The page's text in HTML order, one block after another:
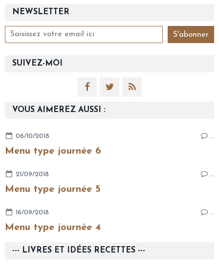
NEWSLETTER
SUIVEZ-MOI
VOUS AIMEREZ AUSSI :
06/10/2018 …
Menu type journée 6
21/09/2018 …
Menu type journée 5
16/09/2018
Menu type journée 4
--- LIVRES ET IDÉES RECETTES ---